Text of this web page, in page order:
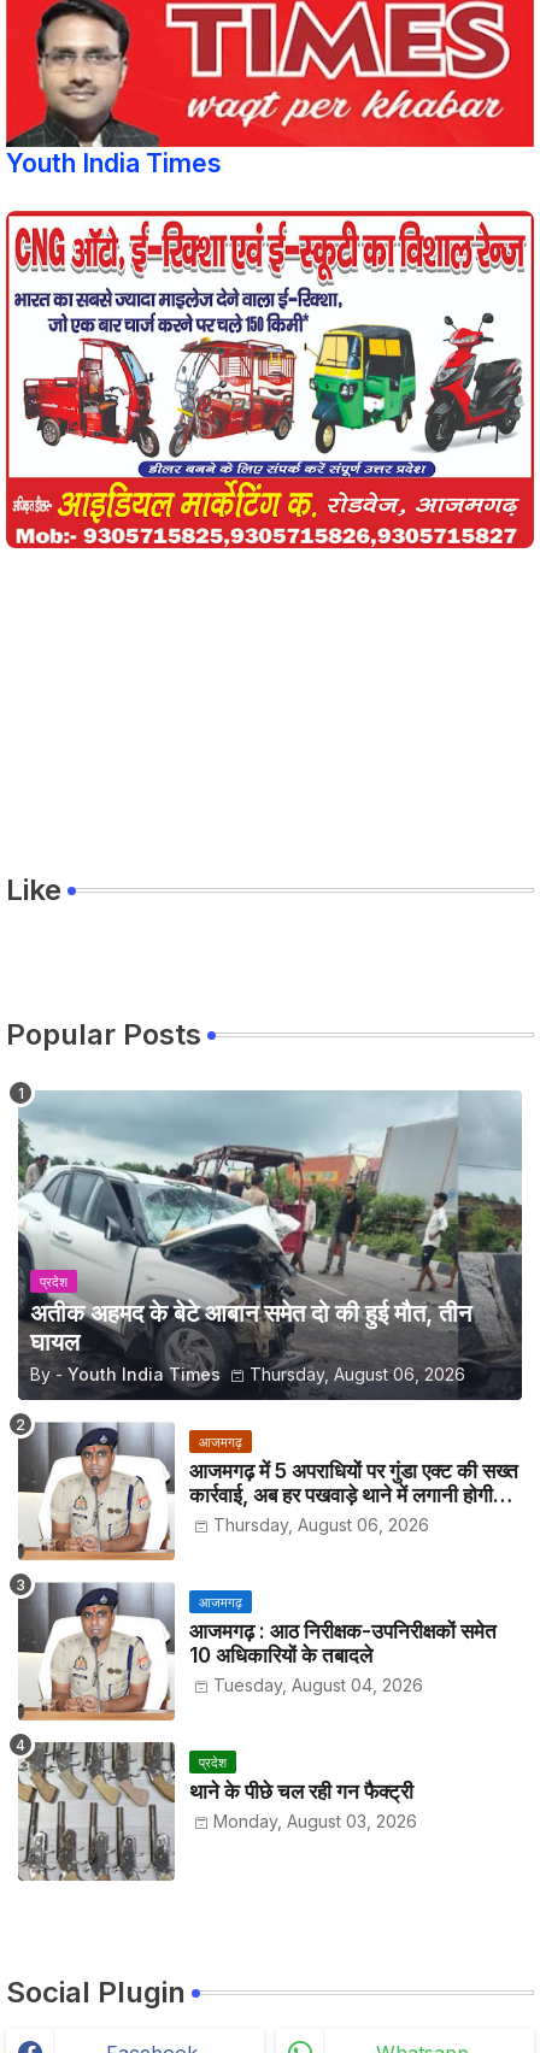
Youth India Times
Like
Popular Posts
प्रदेश
अतीक अहमद के बेटे आबान समेत दो की हुई मौत, तीन
घायल
By - Youth India Times Thursday, August 06, 2026
आजमगढ़
आजमगढ़ में 5 अपराधियों पर गुंडा एक्ट की सख्त
कार्रवाई, अब हर पखवाड़े थाने में लगानी होगी
हाजिरीThursday, August 06, 2026
आजमगढ़
आजमगढ़ : आठ निरीक्षक-उपनिरीक्षकों समेत
10 अधिकारियों के तबादले
Tuesday, August 04, 2026
प्रदेश
थाने के पीछे चल रही गन फैक्ट्री
Monday, August 03, 2026
Social Plugin